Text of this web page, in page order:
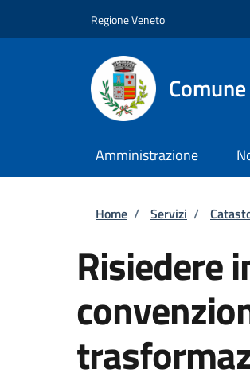
Regione Veneto
Amministrazione
Briciole di
Home / Servizi /
Risiedere